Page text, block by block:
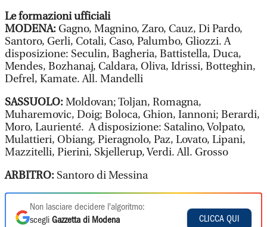
Le formazioni ufficiali
MODENA:Gagno, Magnino, Zaro, Cauz, Di Pardo,
Santoro, Gerli, Cotali, Caso, Palumbo, Gliozzi. A
disposizione: Seculin, Bagheria, Battistella, Duca,
Mendes, Bozhanaj, Caldara, Oliva, Idrissi, Botteghin,
Defrel, Kamate. All. Mandelli
SASSUOLO:Moldovan; Toljan, Romagna,
Muharemovic, Doig; Boloca, Ghion, Iannoni; Berardi,
Moro, Laurienté. A disposizione: Satalino, Volpato,
Mulattieri, Obiang, Pieragnolo, Paz, Lovato, Lipani,
Mazzitelli, Pierini, Skjellerup, Verdi. All. Grosso
ARBITRO: Santoro di Messina
Non lasciare decidere l'algoritmo:
scegli Gazzetta di Modena
CLICCA QUI